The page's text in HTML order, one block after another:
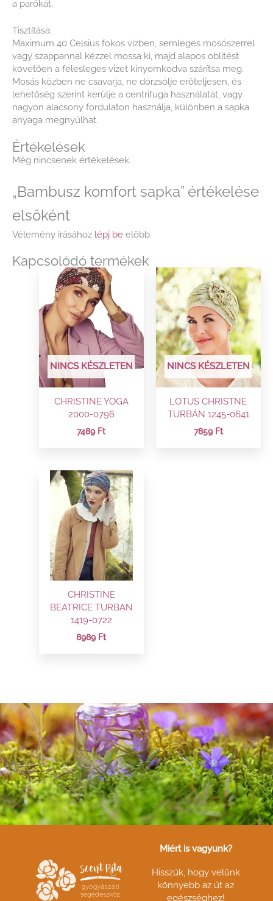
a parókát.
Tisztítása:
Maximum 40 Celsius fokos vízben, semleges mosószerrel
vagy szappannal kézzel mossa ki, majd alapos öblítést
követően a felesleges vizet kinyomkodva szárítsa meg.
Mosás közben ne csavarja, ne dörzsölje erőteljesen, és
lehetőség szerint kerülje a centrifuga használatát, vagy
nagyon alacsony fordulaton használja, különben a sapka
anyaga megnyúlhat.
Értékelések
Még nincsenek értékelések.
„Bambusz komfort sapka” értékelése
elsőként
Vélemény írásához lépj be előbb.
Kapcsolódó termékek
NINCS KÉSZLETEN
CHRISTINE YOGA
2000-0796
7489 Ft
NINCS KÉSZLETEN
LOTUS CHRISTNE
TURBÁN 1245-0641
7859 Ft
CHRISTINE
BEATRICE TURBAN
1419-0722
8989 Ft
Miért is vagyunk?
Hisszük, hogy velünk
könnyebb az út az
egészséghez!